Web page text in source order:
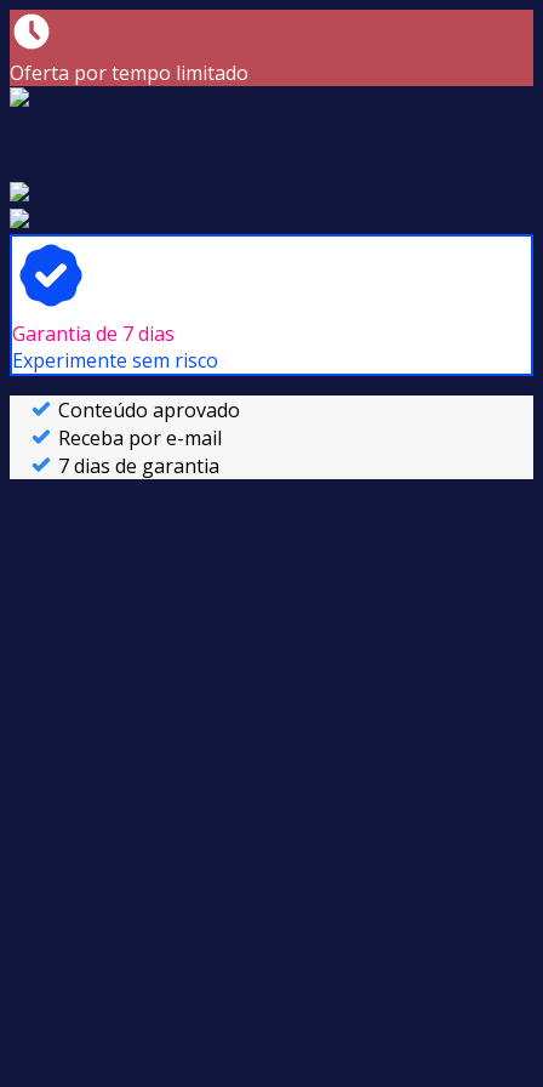
Oferta por tempo limitado
Garantia de 7 dias
Experimente sem risco
Conteúdo aprovado
Receba por e-mail
7 dias de garantia